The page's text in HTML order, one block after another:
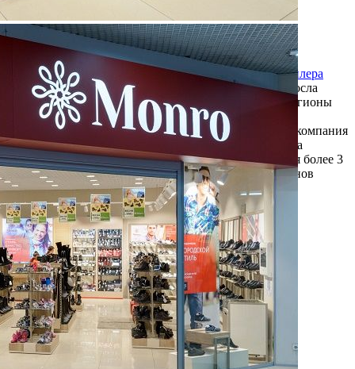
Средний
Обувь
MONRO
Связаться с ритейлером
Узнать планы развития ритейлера
С 1995 года, из одного регионального магазина, выросла
федеральная сеть «Монро», охватывающая многие регионы
России, предоставляет широкий выбор современной
доступной и качественной обуви. Более 10 лет назад компания
«Монро», первая на российском обувном рынке, стала
развивать private label. Итогом нашей работы является более 3
миллионов постоянных клиентов и более 30 миллионов
посетителей наших шоу-...
5350 (+)
Навигация
О ритейлере
О компании
Информация о развитии ритейлера
Где представлена ТС
Контакты
Фотогалерея
О ритейлере MONRO